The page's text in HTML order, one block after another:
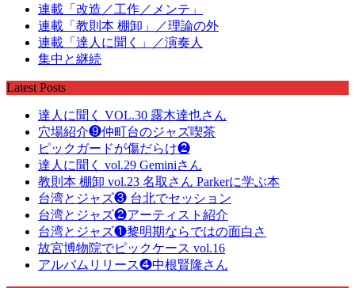
連載「改造／工作／メンテ」
連載「教則本 棚卸」／理論の外
連載「達人に聞く」／演奏人
集中と継続
Latest Posts
達人に聞く VOL.30 露木達也さん
穴場紹介❾仲町台のジャズ喫茶
ピックガードが傷だらけ❷
達人に聞く vol.29 Geminiさん
教則本 棚卸 vol.23 名取さん Parkerに学ぶ本
台湾とジャズ❸ 台北でセッション
台湾とジャズ❷アーティスト紹介
台湾とジャズ❶黎明期ならではの面白さ
故宮博物院でピックケース vol.16
アルバムリリース❹中根賢隆さん